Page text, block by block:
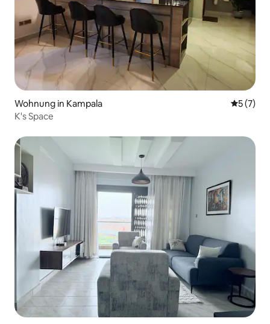
Wohnung in Kampala
5 (7)
K's Space